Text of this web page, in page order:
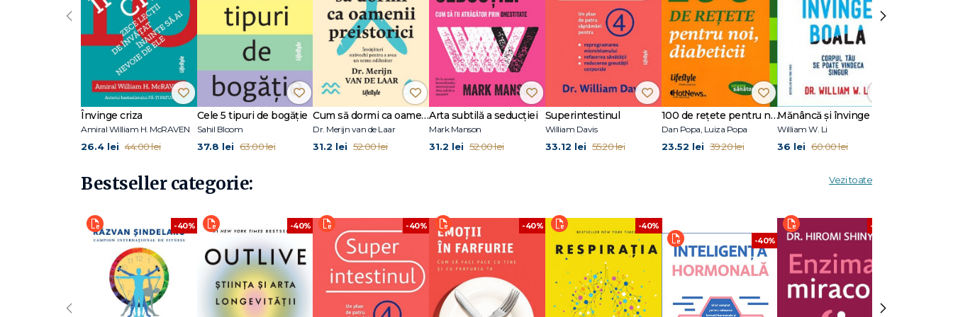
• vor avea relaţii sociale mai bune.
Jørn Viumdal și-a început cariera ca inginer mecanic, dar în anii 1980 a avut un moment de trezire: „Lumea nu este numai mecanică. Lumea
este și biologică!" În 1987 Jørn i-a contactat pe cei de la NASA, care tocmai începuseră niște cercetări pentru a descoperi de ce anume
aveau nevoie oamenii de pe stațiile spațiale pentru a se simți confortabil. Astfel, prin intermediul lui Jørn, a început o colaborare între NASA
și Universitatea Norvegiană de Științe ale Vieţii din Ås, care avea drept scop să afle cum i-ar putea face pe oameni să se simtă sănătoși și în
largul lor în spațiile închise. De atunci, Jørn Viumdal lucrează să aducă elementele din natură în case, școli, grădinițe și birouri.
Învinge criza
Amiral William H. McRAVEN
26.4 lei 44.00 lei
Cele 5 tipuri de bogăție
Sahil Bloom
37.8 lei 63.00 lei
Cum să dormi ca oamenii preistorici
Dr. Merijn van de Laar
31.2 lei 52.00 lei
Arta subtilă a seducţiei
Mark Manson
31.2 lei 52.00 lei
Superintestinul
William Davis
33.12 lei 55.20 lei
100 de reţete pentru noi, diabeticii
Dan Popa, Luiza Popa
23.52 lei 39.20 lei
William W. Li
36 lei 60.00 lei
‹ ›
Bestseller categorie: Vezi toate
-40% -40% -40% -40%
-40%
-40%
-40%
‹ ›